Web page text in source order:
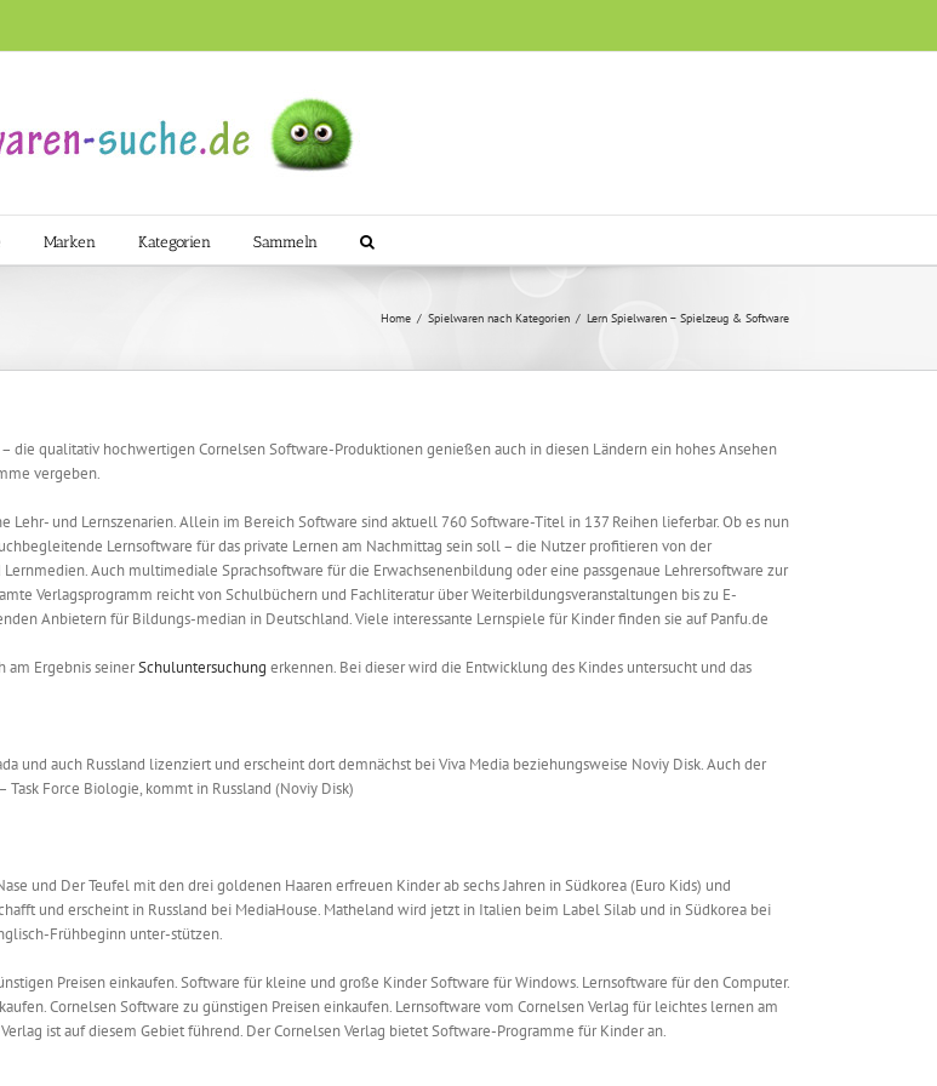
Marken Kategorien Sammeln
Home / Spielwaren nach Kategorien / Lern Spielwaren – Spielzeug & Software
– die qualitativ hochwertigen Cornelsen Software-Produktionen genießen auch in diesen Ländern ein hohes Ansehen
vergeben.
und Lernszenarien. Allein im Bereich Software sind aktuell 760 Software-Titel in 137 Reihen lieferbar. Ob es nun
Lernsoftware für das private Lernen am Nachmittag sein soll – die Nutzer profitieren von der
Auch multimediale Sprachsoftware für die Erwachsenenbildung oder eine passgenaue Lehrersoftware zur
Verlagsprogramm reicht von Schulbüchern und Fachliteratur über Weiterbildungsveranstaltungen bis zu E-
Anbietern für Bildungs-median in Deutschland. Viele interessante Lernspiele für Kinder finden sie auf Panfu.de
am Ergebnis seinerSchuluntersuchung erkennen. Bei dieser wird die Entwicklung des Kindes untersucht und das
und auch Russland lizenziert und erscheint dort demnächst bei Viva Media beziehungsweise Noviy Disk. Auch der
Force Biologie, kommt in Russland (Noviy Disk)
und Der Teufel mit den drei goldenen Haaren erfreuen Kinder ab sechs Jahren in Südkorea (Euro Kids) und
und erscheint in Russland bei MediaHouse. Matheland wird jetzt in Italien beim Label Silab und in Südkorea bei
Frühbeginn unter-stützen.
Preisen einkaufen. Software für kleine und große Kinder Software für Windows. Lernsoftware für den Computer.
Cornelsen Software zu günstigen Preisen einkaufen. Lernsoftware vom Cornelsen Verlag für leichtes lernen am
ist auf diesem Gebiet führend. Der Cornelsen Verlag bietet Software-Programme für Kinder an.